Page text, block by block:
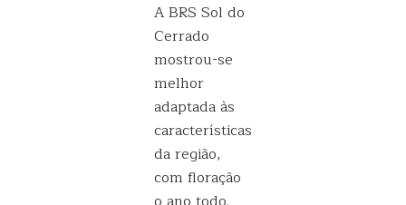
A BRS Sol do
Cerrado
mostrou-se
melhor
adaptada às
características
da região,
com floração